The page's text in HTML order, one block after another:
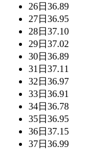
26日 36.89
27日 36.95
28日 37.10
29日 37.02
30日 36.89
31日 37.11
32日 36.97
33日 36.91
34日 36.78
35日 36.95
36日 37.15
37日 36.99